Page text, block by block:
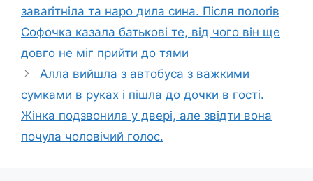
заваrітніла та наро дила сина. Після полоrів
Софочка казала батькові те, від чого він ще
довго не міг прийти до тями
Алла вийшла з автобуса з важкими
сумками в руках і пішла до дочки в гості.
Жінка подзвонила у двері, але звідти вона
почула чоловічий голос.